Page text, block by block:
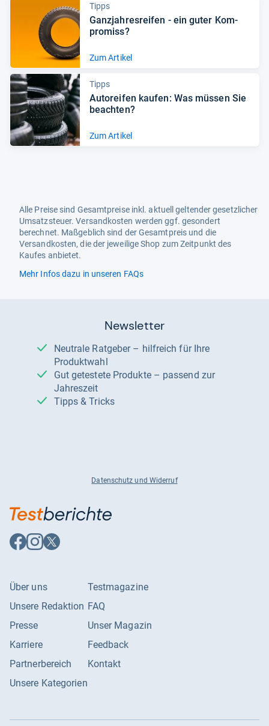
Tipps
Ganz­jah­res­rei­fen -​ ein guter Kom­
pro­miss?
Zum Artikel
Tipps
Auto­rei­fen kau­fen: Was müs­sen Sie
beach­ten?
Zum Artikel
Alle Preise sind Gesamtpreise inkl. aktuell geltender gesetzlicher
Umsatzsteuer. Versandkosten werden ggf. gesondert
berechnet. Maßgeblich sind der Gesamtpreis und die
Versandkosten, die der jeweilige Shop zum Zeitpunkt des
Kaufes anbietet.
Mehr Infos dazu in unseren FAQs
Newsletter
Neutrale Ratgeber – hilfreich für Ihre
Produktwahl
Gut getestete Produkte – passend zur
Jahreszeit
Tipps & Tricks
Datenschutz und Widerruf
Auf
Facebook
Auf
Instagram
Auf
X
Über uns
Unsere Redaktion
Presse
Karriere
Partnerbereich
Unsere Kategorien
Testmagazine
FAQ
Unser Magazin
Feedback
Kontakt